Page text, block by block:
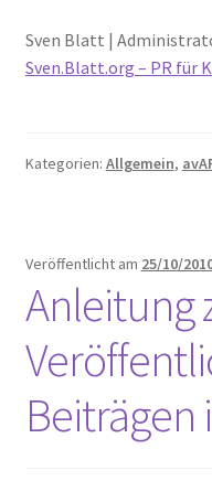
Sven Blatt |
Sven.Blatt.org – PR für
Kategorien: Allgemein,
Veröffentlicht am 25/10/
Anleitung
Beiträgen